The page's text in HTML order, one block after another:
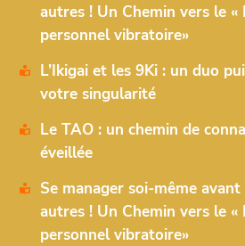
autres ! Un Chemin vers le «
personnel vibratoire»
L’Ikigai et les 9Ki : un duo
votre singularité
Le TAO : un chemin de
éveillée
Se manager soi-même
autres ! Un Chemin vers le «
personnel vibratoire»